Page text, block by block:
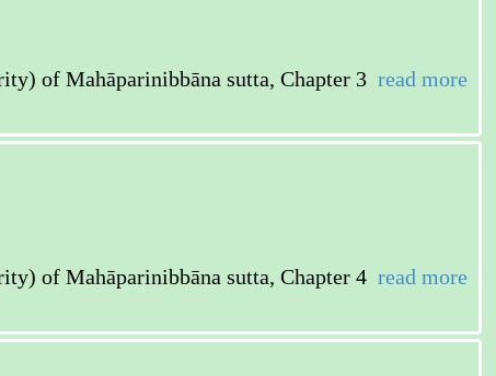
of Mahāparinibbāna sutta, Chapter 3 read more
of Mahāparinibbāna sutta, Chapter 4 read more